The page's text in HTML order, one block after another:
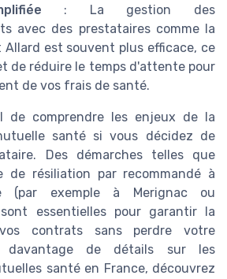
: La gestion des
avec des prestataires comme la
est souvent plus efficace, ce
de réduire le temps d'attente pour
de vos frais de santé.
de comprendre les enjeux de la
santé si vous décidez de
Des démarches telles que
de résiliation par recommandé à
(par exemple à Merignac ou
essentielles pour garantir la
contrats sans perdre votre
davantage de détails sur les
santé en France, découvrez